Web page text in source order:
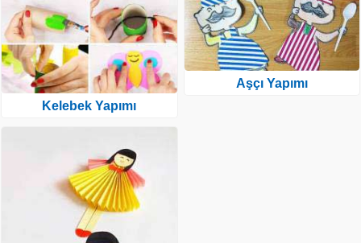
Kelebek Yapımı
Aşçı Yapımı